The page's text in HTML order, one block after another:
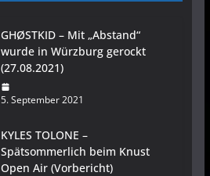
GHØSTKID – Mit „Abstand“
wurde in Würzburg gerockt
(27.08.2021)
5. September 2021
KYLES TOLONE –
Spätsommerlich beim Knust
Open Air (Vorbericht)